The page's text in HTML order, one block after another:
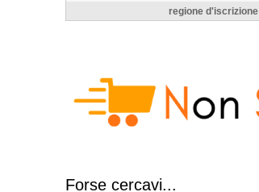
regione d'iscrizione
Forse cercavi...